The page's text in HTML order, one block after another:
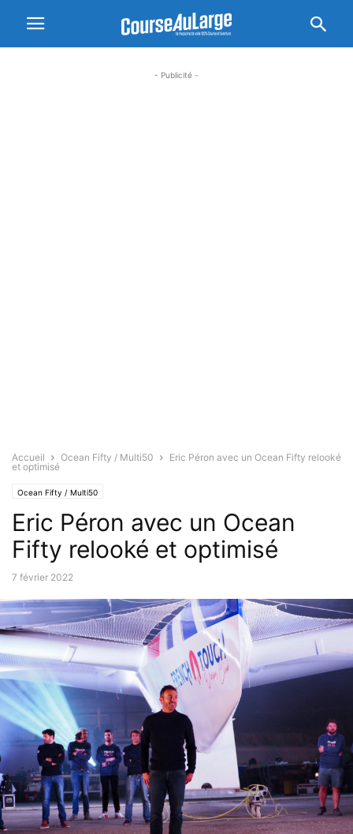
- Publicité -
Accueil Ocean Fifty / Multi50
Eric Péron avec un Ocean Fifty relooké
et optimisé
Ocean Fifty / Multi50
Eric Péron avec un Ocean
Fifty relooké et optimisé
7 février 2022